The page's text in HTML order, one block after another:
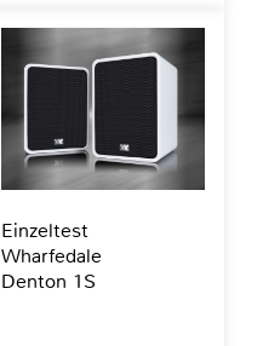
Einzeltest
Wharfedale
Denton 1S